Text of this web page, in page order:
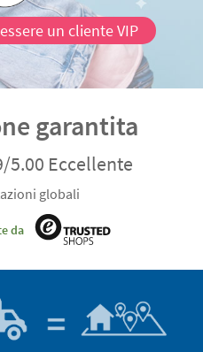
un cliente VIP
garantita
5.00 Eccellente
globali
da